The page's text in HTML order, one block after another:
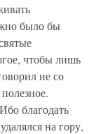
было бы
чтобы лишь
не со
благодать
на гору,